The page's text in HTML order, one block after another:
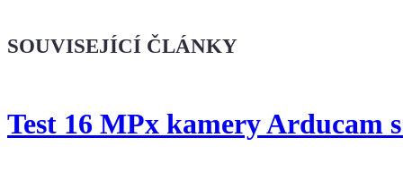
že jsi Maker!
Kafe pro Chiptrona
SOUVISEJÍCÍ ČLÁNKY
Test 16 MPx kamery Arducam